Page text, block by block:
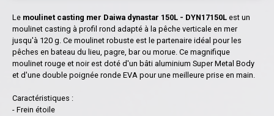
Le moulinet casting mer Daiwa dynastar 150L - DYN17150L est un
moulinet casting à profil rond adapté à la pêche verticale en mer
jusqu'à 120 g. Ce moulinet robuste est le partenaire idéal pour les
pêches en bateau du lieu, pagre, bar ou morue. Ce magnifique
moulinet rouge et noir est doté d'un bâti aluminium Super Metal Body
et d'une double poignée ronde EVA pour une meilleure prise en main.
Caractéristiques :
- Frein étoile